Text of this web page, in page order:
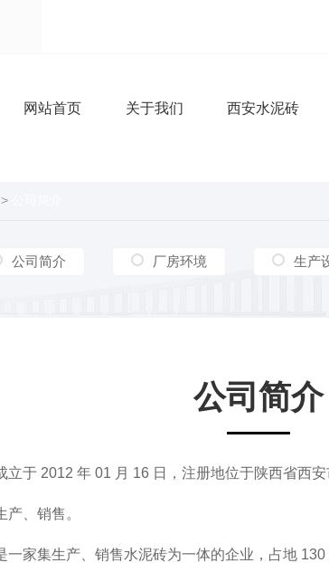
网站首页 关于我们 西安水泥砖
>
公司简介 厂房环境 生产
公司简介
立于 2012 年 01 月 16 日，注册地位于陕西省西
、销售。
一家集生产、销售水泥砖为一体的企业，占地